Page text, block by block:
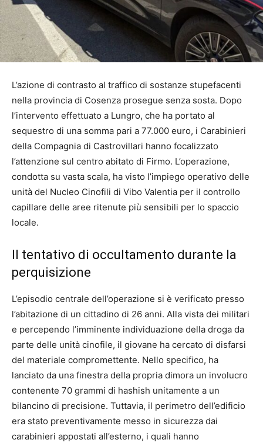
L’azione di contrasto al traffico di sostanze stupefacenti
nella provincia di Cosenza prosegue senza sosta. Dopo
l’intervento effettuato a Lungro, che ha portato al
sequestro di una somma pari a 77.000 euro, i Carabinieri
della Compagnia di Castrovillari hanno focalizzato
l’attenzione sul centro abitato di Firmo. L’operazione,
condotta su vasta scala, ha visto l’impiego operativo delle
unità del Nucleo Cinofili di Vibo Valentia per il controllo
capillare delle aree ritenute più sensibili per lo spaccio
locale.
Il tentativo di occultamento durante la
perquisizione
L’episodio centrale dell’operazione si è verificato presso
l’abitazione di un cittadino di 26 anni. Alla vista dei militari
e percependo l’imminente individuazione della droga da
parte delle unità cinofile, il giovane ha cercato di disfarsi
del materiale compromettente. Nello specifico, ha
lanciato da una finestra della propria dimora un involucro
contenente 70 grammi di hashish unitamente a un
bilancino di precisione. Tuttavia, il perimetro dell’edificio
era stato preventivamente messo in sicurezza dai
carabinieri appostati all’esterno, i quali hanno